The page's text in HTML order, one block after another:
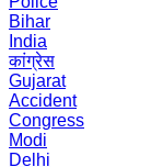
Bihar
India
कांग्रेस
Gujarat
Accident
Congress
Modi
Delhi